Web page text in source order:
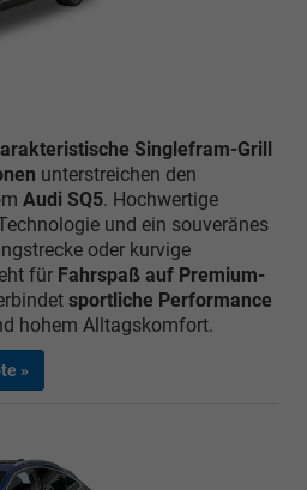
Singlefram-Grill
unterstreichen den
Audi SQ5. Hochwertige
und ein souveränes
oder kurvige
für Fahrspaß auf Premium-
sportliche Performance
hohem Alltagskomfort.
»